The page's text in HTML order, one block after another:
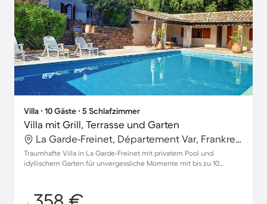
Villa ∙ 10 Gäste ∙ 5 Schlafzimmer
Villa mit Grill, Terrasse und Garten
La Garde-Freinet, Département Var, Frankreich
Traumhafte Villa in La Garde-Freinet mit privatem Pool und
idyllischem Garten für unvergessliche Momente mit bis zu 10